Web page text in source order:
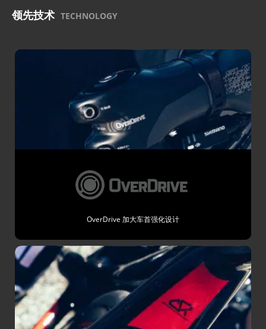
领先技术 TECHNOLOGY
OverDrive 加大车首强化设计